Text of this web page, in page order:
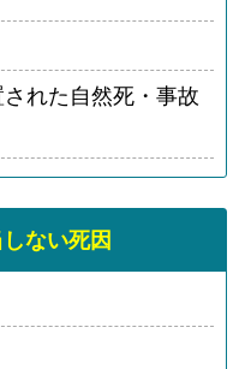
れた自然死・事故
ない死因